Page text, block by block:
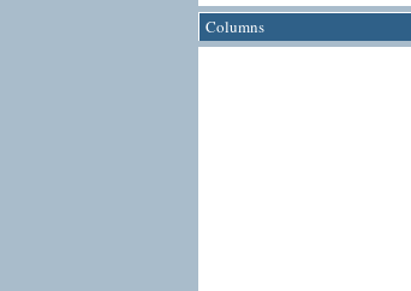
Columns